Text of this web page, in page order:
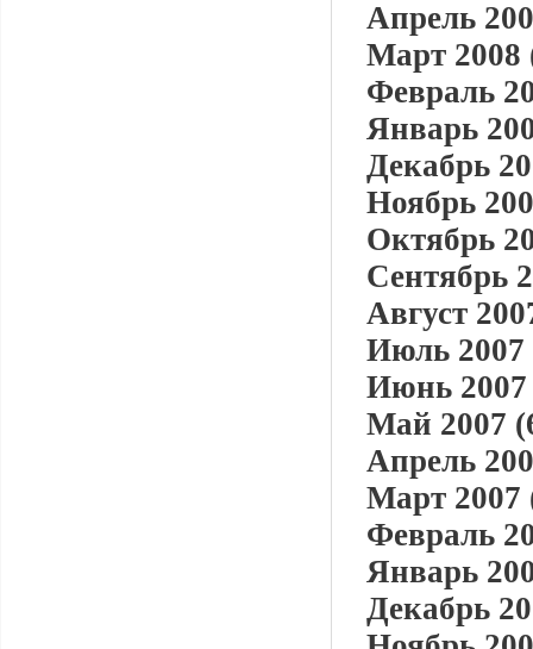
Апрель
Март 2008
Февраль
Январь
Декабрь
Ноябрь
Октябрь
Сентябрь
Август
Июль 2007
Июнь 2007
Май 2007
Апрель
Март 2007
Февраль
Январь
Декабрь